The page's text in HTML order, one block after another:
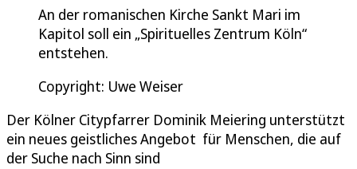
An der romanischen Kirche Sankt Mari im
Kapitol soll ein „Spirituelles Zentrum Köln“
entstehen.
Copyright: Uwe Weiser
Der Kölner Citypfarrer Dominik Meiering unterstützt
ein neues geistliches Angebot für Menschen, die auf
der Suche nach Sinn sind